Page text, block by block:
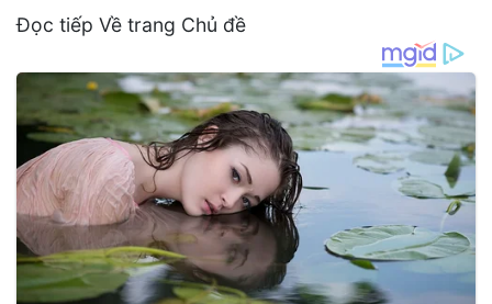
Đọc tiếp Về trang Chủ đề